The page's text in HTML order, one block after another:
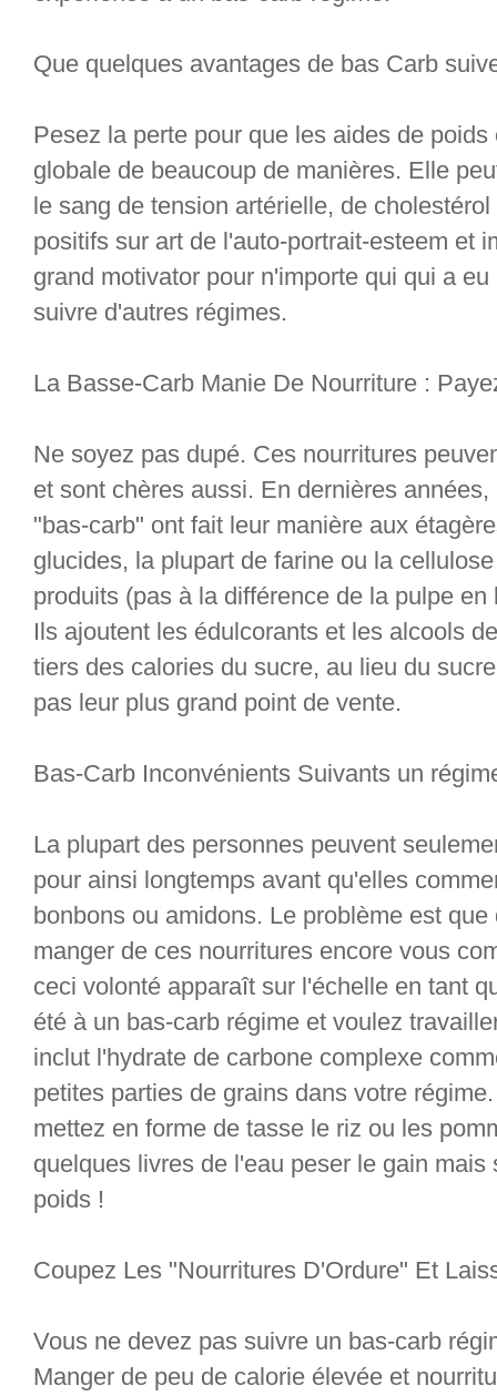
Que quelques avantages de bas Carb
Pesez la perte pour que les aides de
globale de beaucoup de manières. Elle
le sang de tension artérielle, de
positifs sur art de l'auto-portrait-esteem et
grand motivator pour n'importe qui qui a
suivre d'autres régimes.
La Basse-Carb Manie De Nourriture :
Ne soyez pas dupé. Ces nourritures
et sont chères aussi. En dernières
"bas-carb" ont fait leur manière aux
glucides, la plupart de farine ou la
produits (pas à la différence de la pulpe
Ils ajoutent les édulcorants et les alcools
tiers des calories du sucre, au lieu du
pas leur plus grand point de vente.
Bas-Carb Inconvénients Suivants un
La plupart des personnes peuvent
pour ainsi longtemps avant qu'elles
bonbons ou amidons. Le problème est
manger de ces nourritures encore vous
ceci volonté apparaît sur l'échelle en tant
été à un bas-carb régime et voulez
inclut l'hydrate de carbone complexe
petites parties de grains dans votre
mettez en forme de tasse le riz ou les
quelques livres de l'eau peser le gain
poids !
Coupez Les "Nourritures D'Ordure" Et
Vous ne devez pas suivre un bas-carb
Manger de peu de calorie élevée et